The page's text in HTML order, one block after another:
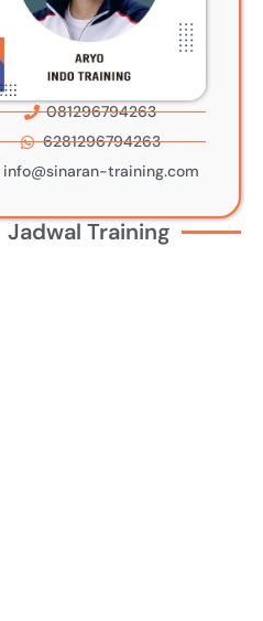
081296794263
6281296794263
info@sinaran-training.com
Jadwal Training